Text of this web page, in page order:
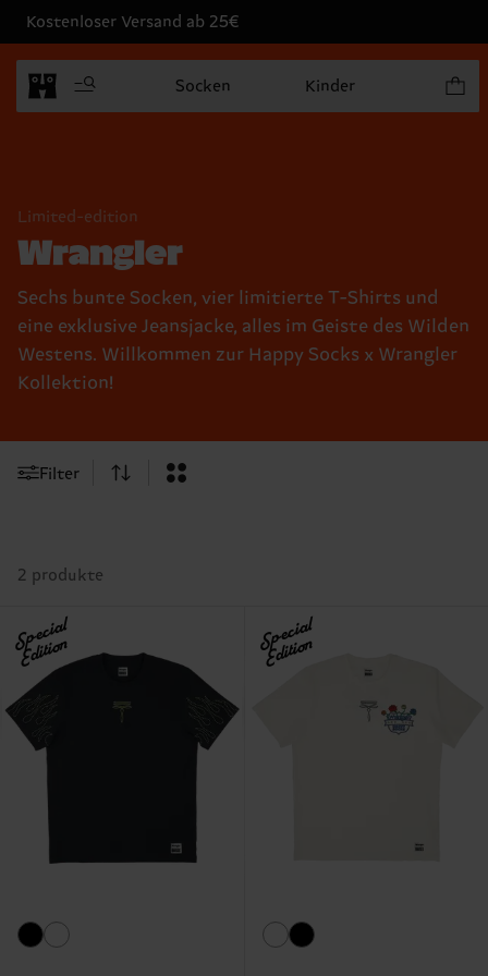
Kostenloser Versand ab 25€
Socken Kinder
Limited-edition
Wrangler
Sechs bunte Socken, vier limitierte T-Shirts und
eine exklusive Jeansjacke, alles im Geiste des Wilden
Westens. Willkommen zur Happy Socks x Wrangler
Kollektion!
Filter
2 produkte
Special
Edition Special
Edition